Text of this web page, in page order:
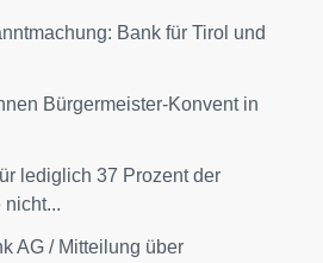
Bank für Tirol und
Bürgermeister-Konvent in
lediglich 37 Prozent der
nicht...
AG / Mitteilung über